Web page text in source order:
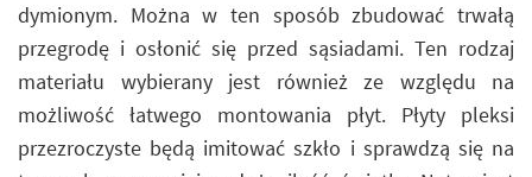
dymionym. Można w ten sposób zbudować trwałą
przegrodę i osłonić się przed sąsiadami. Ten rodzaj
materiału wybierany jest również ze względu na
możliwość łatwego montowania płyt. Płyty pleksi
przezroczyste będą imitować szkło i sprawdzą się na